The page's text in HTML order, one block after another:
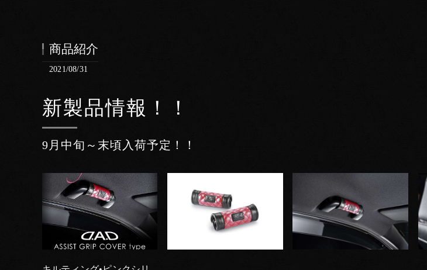
商品紹介
2021/08/31
9月中旬～末頃入荷予定！！
新製品情報！！